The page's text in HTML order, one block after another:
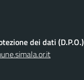
dei dati (D.P.O.)